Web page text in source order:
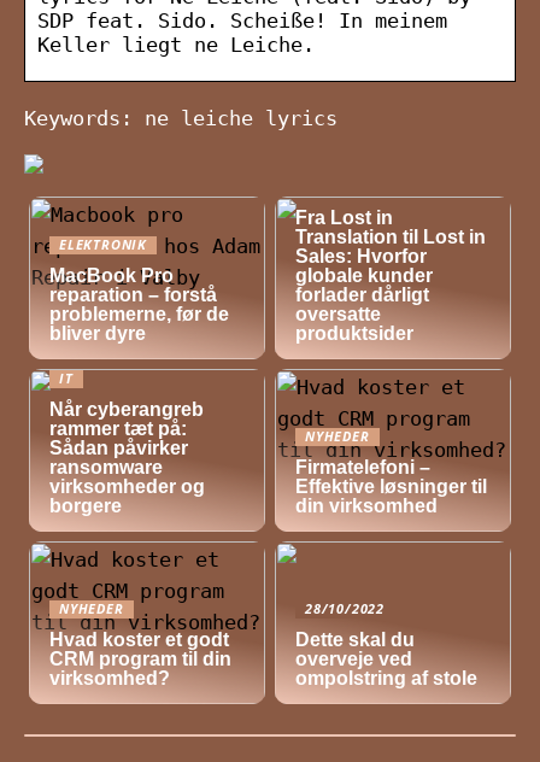
SDP feat. Sido. Scheiße! In meinem
Keller liegt ne Leiche.
Keywords: ne leiche lyrics
ELEKTRONIK
MacBook Pro
reparation – forstå
problemerne, før de
bliver dyre
Fra Lost in
Translation til Lost in
Sales: Hvorfor
globale kunder
forlader dårligt
oversatte
produktsider
IT
Når cyberangreb
rammer tæt på:
Sådan påvirker
ransomware
virksomheder og
borgere
NYHEDER
Firmatelefoni –
Effektive løsninger til
din virksomhed
NYHEDER
Hvad koster et godt
CRM program til din
virksomhed?
28/10/2022
Dette skal du
overveje ved
ompolstring af stole